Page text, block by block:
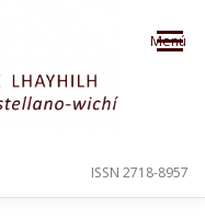
Menú
ISSN 2718-8957